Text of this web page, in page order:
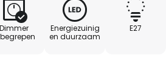
afstandsbediening -
of gekleurd licht - vier vooraf
Flash, strobe, smooth en mode
Dimmer
Energiezuinig
en duurzaam
E27